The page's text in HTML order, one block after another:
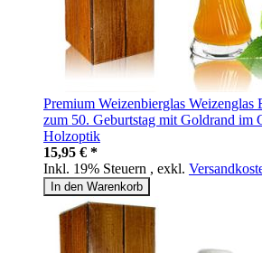
Premium Weizenbierglas Weizenglas
zum 50. Geburtstag mit Goldrand im
Holzoptik
15,95 € *
Inkl. 19% Steuern , exkl.
In den Warenkorb